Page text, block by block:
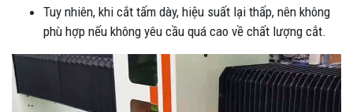
Tuy nhiên, khi cắt tấm dày, hiệu suất lại thấp, nên không
phù hợp nếu không yêu cầu quá cao về chất lượng cắt.